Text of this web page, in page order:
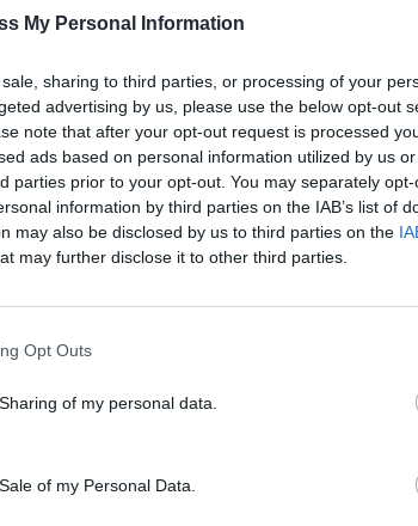
My Personal Information
sharing to third parties, or processing of your
advertising by us, please use the below opt-out
note that after your opt-out request is processed
ads based on personal information utilized by us
parties prior to your opt-out. You may separately
information by third parties on the IAB’s list of
may also be disclosed by us to third parties on the
may further disclose it to other third parties.
Opt Outs
of my personal data.
of my Personal Data.
da “Antistress”, il
tempo fa. Se
i malumori e le tossine
racconta l’amore. Sarà
sempre accade, il